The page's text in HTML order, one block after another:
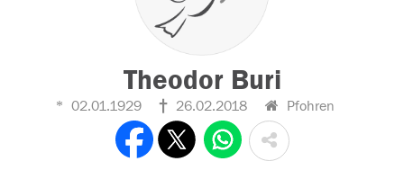
Theodor Buri
02.01.1929 26.02.2018 Pfohren